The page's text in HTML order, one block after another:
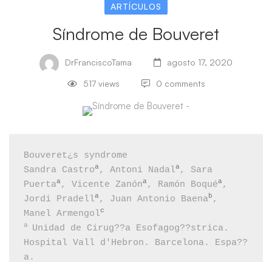
ARTÍCULOS
Síndrome de Bouveret
DrFranciscoTama agosto 17, 2020
517 views 0 comments
Síndrome
de
Bouveret
Bouveret¿s syndrome
Sandra Castroa , Antoni Nadala , Sara
Puertaa , Vicente Zanóna , Ramón Boquéa ,
Jordi Pradella , Juan Antonio Baenab ,
Manel Armengolc
a
Unidad de Cirug??a Esofagog??strica.
Hospital Vall d'Hebron. Barcelona. Espa??